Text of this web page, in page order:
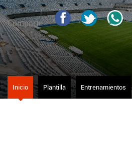
Comparte
Inicio Plantilla Entrenamientos